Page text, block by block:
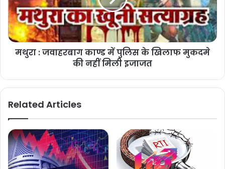
मथुरा : जवाहरबाग काण्ड में पुलिस के खिलाफ मुकदमे
की नहीं मिली इजाजत
Related Articles